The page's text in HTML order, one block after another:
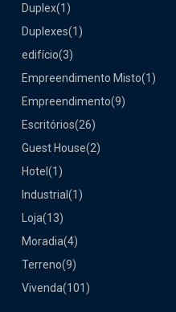
Duplex(1)
Duplexes(1)
edifício(3)
Empreendimento Misto(1)
Empreendimento(9)
Escritórios(26)
Guest House(2)
Hotel (1)
Industrial (1)
Loja(13)
Moradia(4)
Terreno(9)
Vivenda(101)